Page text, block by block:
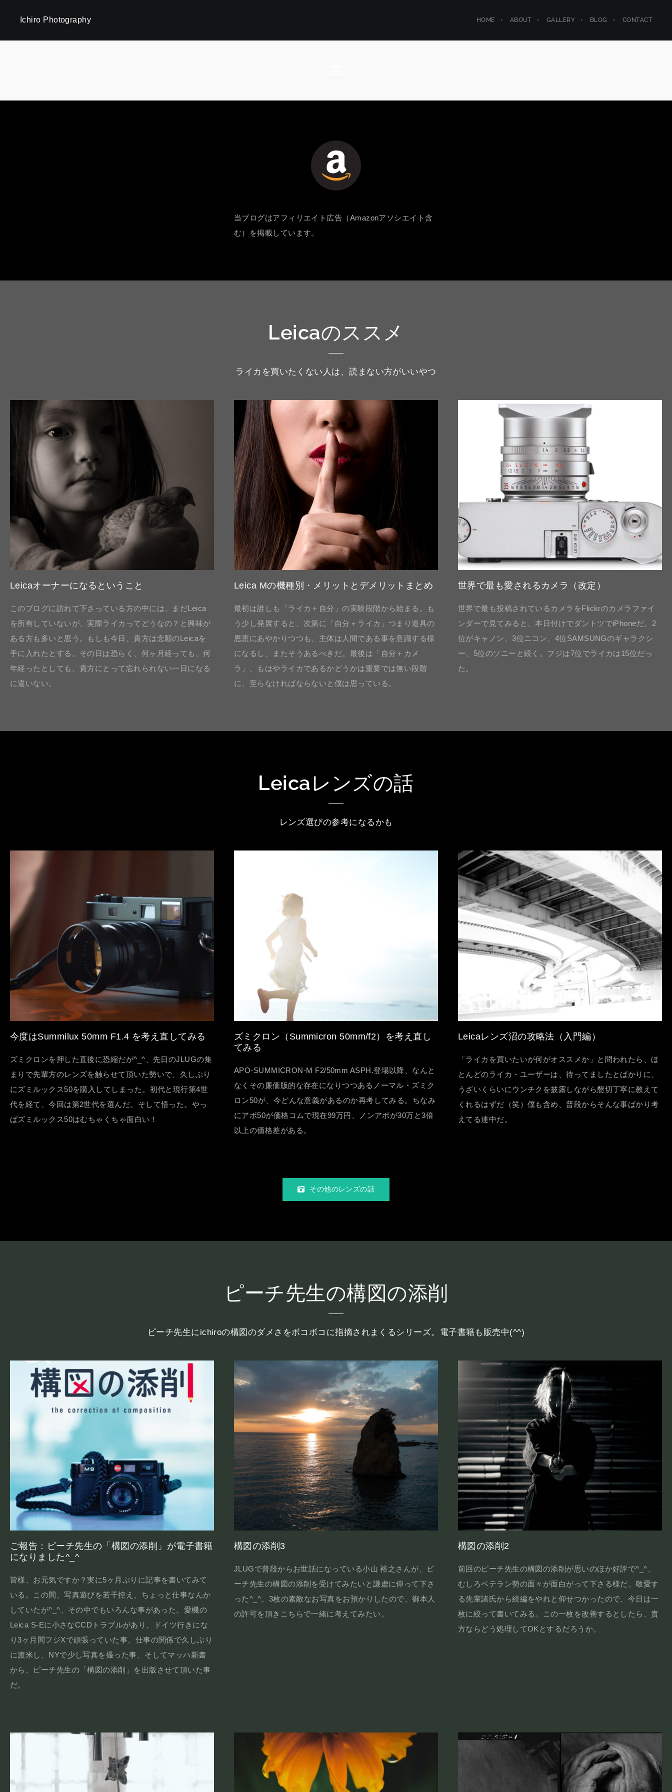
Ichiro Photography HOME ABOUT GALLERY BLOG CONTACT
当ブログはアフィリエイト広告（Amazonアソシエイト含
む）を掲載しています。
Leicaのススメ
ライカを買いたくない人は、読まない方がいいやつ
Leicaオーナーになるということ
このブログに訪れて下さっている方の中には、まだLeica
を所有していないが、実際ライカってどうなの？と興味が
ある方も多いと思う。もしも今日、貴方は念願のLeicaを
手に入れたとする。その日は恐らく、何ヶ月経っても、何
年経ったとしても、貴方にとって忘れられない一日になる
に違いない。
Leica Mの機種別・メリットとデメリットまとめ
最初は誰しも「ライカ＋自分」の実験段階から始まる。も
う少し発展すると、次第に「自分＋ライカ」つまり道具の
恩恵にあやかりつつも、主体は人間である事を意識する様
になるし、またそうあるべきだ。最後は「自分＋カメ
ラ」、もはやライカであるかどうかは重要では無い段階
に、至らなければならないと僕は思っている。
世界で最も愛されるカメラ（改定）
世界で最も投稿されているカメラをFlickrのカメラファイ
ンダーで見てみると、本日付けでダントツでiPhoneだ。2
位がキャノン、3位ニコン、4位SAMSUNGのギャラクシ
ー、5位のソニーと続く。フジは7位でライカは15位だっ
た。
Leicaレンズの話
レンズ選びの参考になるかも
今度はSummilux 50mm F1.4 を考え直してみる
ズミクロンを押した直後に恐縮だが^_^、先日のJLUGの集
まりで先輩方のレンズを触らせて頂いた勢いで、久しぶり
にズミルックス50を購入してしまった。初代と現行第4世
代を経て、今回は第2世代を選んだ。そして悟った。やっ
ぱズミルックス50はむちゃくちゃ面白い！
ズミクロン（Summicron 50mm/f2）を考え直し
てみる
APO-SUMMICRON-M F2/50mm ASPH.登場以降、なんと
なくその廉価版的な存在になりつつあるノーマル・ズミク
ロン50が、今どんな意義があるのか再考してみる。ちなみ
にアポ50が価格コムで現在99万円、ノンアポが30万と3倍
以上の価格差がある。
Leicaレンズ沼の攻略法（入門編）
「ライカを買いたいが何がオススメか」と問われたら、ほ
とんどのライカ・ユーザーは、待ってましたとばかりに、
うざいくらいにウンチクを披露しながら懇切丁寧に教えて
くれるはずだ（笑）僕も含め、普段からそんな事ばかり考
えてる連中だ。
その他のレンズの話
ピーチ先生の構図の添削
ピーチ先生にichiroの構図のダメさをボコボコに指摘されまくるシリーズ。電子書籍も販売中(^^)
ご報告：ピーチ先生の「構図の添削」が電子書籍
になりました^_^
皆様、お元気ですか？実に5ヶ月ぶりに記事を書いてみて
いる。この間、写真遊びを若干控え、ちょっと仕事なんか
していたが^_^、その中でもいろんな事があった。愛機の
Leica S-Eに小さなCCDトラブルがあり、ドイツ行きにな
り3ヶ月間フジXで頑張っていた事、仕事の関係で久しぶり
に渡米し、NYで少し写真を撮った事、そしてマッハ新書
から、ピーチ先生の「構図の添削」を出版させて頂いた事
だ。
構図の添削3
JLUGで普段からお世話になっている小山 裕之さんが、ピ
ーチ先生の構図の添削を受けてみたいと謙虚に仰って下さ
った^_^。3枚の素敵なお写真をお預かりしたので、御本人
の許可を頂きこちらで一緒に考えてみたい。
構図の添削2
前回のピーチ先生の構図の添削が思いのほか好評で^_^、
むしろベテラン勢の面々が面白がって下さる様だ。敬愛す
る先輩諸氏から続編をやれと仰せつかったので、今日は一
枚に絞って書いてみる。この一枚を改善するとしたら、貴
方ならどう処理してOKとするだろうか。